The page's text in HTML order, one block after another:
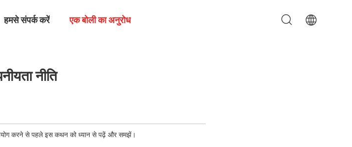
हमसे संपर्क करें एक बोली का अनुरोध
नीति
करने से पहले इस कथन को ध्यान से पढ़ें और समझें।